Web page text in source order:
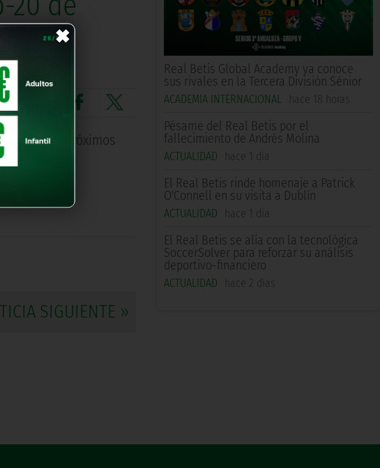
×
Real Betis Global Academy ya conoce
sus rivales en la Tercera División Sénior
ACADEMIA INTERNACIONAL hace 18 horas
Pésame del Real Betis por el
fallecimiento de Andrés Molina
ACTUALIDAD hace 1 día
El Real Betis rinde homenaje a Patrick
O'Connell en su visita a Dublín
ACTUALIDAD hace 1 día
El Real Betis se alía con la tecnológica
SoccerSolver para reforzar su análisis
deportivo-financiero
ACTUALIDAD hace 2 días
en
para los próximos
y un torneo
SIGUIENTE »